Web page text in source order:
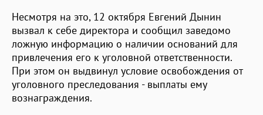
Несмотря на это, 12 октября Евгений Дынин
вызвал к себе директора и сообщил заведомо
ложную информацию о наличии оснований для
привлечения его к уголовной ответственности.
При этом он выдвинул условие освобождения от
уголовного преследования - выплаты ему
вознаграждения.